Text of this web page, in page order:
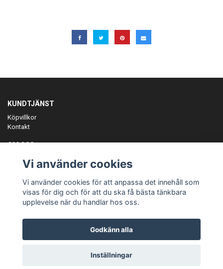
KUNDTJÄNST
Köpvillkor
Kontakt
OM OSS
ANMÄL DIG TILL VÅRT NYHETSBREV
Prenumerera
© Copyright Teamgear
Vi använder cookies
Vi använder cookies för att anpassa det innehåll som
visas för dig och för att du ska få bästa tänkbara
upplevelse när du handlar hos oss.
Godkänn alla
Inställningar